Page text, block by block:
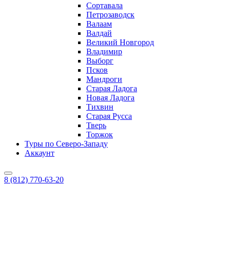
Сортавала
Петрозаводск
Валаам
Валдай
Великий Новгород
Владимир
Выборг
Псков
Мандроги
Старая Ладога
Новая Ладога
Тихвин
Старая Русса
Тверь
Торжок
Туры по Северо-Западу
Аккаунт
8 (812) 770-63-20